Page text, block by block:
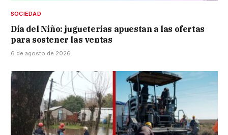
SOCIEDAD
Día del Niño: jugueterías apuestan a las ofertas
para sostener las ventas
6 de agosto de 2026